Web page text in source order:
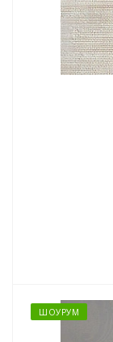
ШОУРУМ